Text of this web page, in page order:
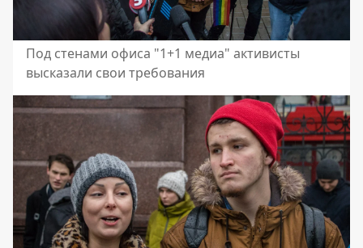
Под стенами офиса "1+1 медиа" активисты
высказали свои требования